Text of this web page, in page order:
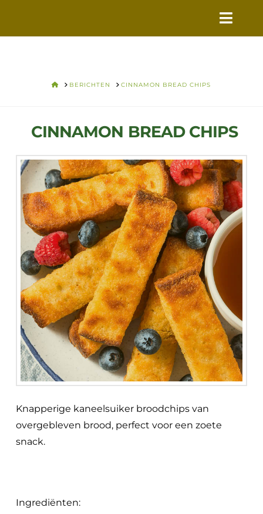
VANDAAG
HOME
BERICHTEN CINNAMON BREAD CHIPS
CINNAMON BREAD CHIPS
Knapperige kaneelsuiker broodchips van
overgebleven brood, perfect voor een zoete
snack.
Ingrediënten: